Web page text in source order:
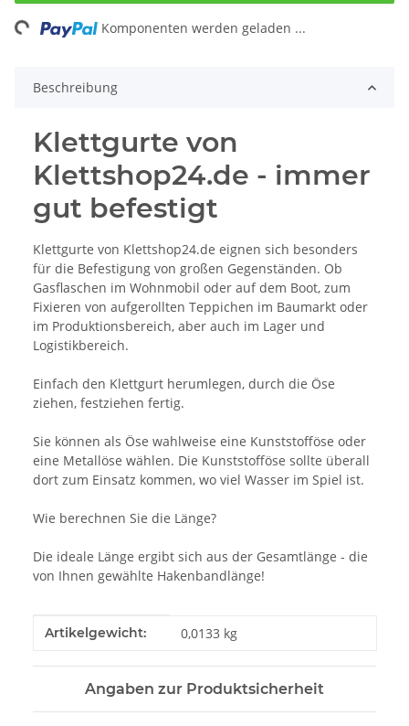
Komponenten werden geladen ...
Beschreibung
Klettgurte von
Klettshop24.de - immer
gut befestigt
Klettgurte von Klettshop24.de eignen sich besonders
für die Befestigung von großen Gegenständen. Ob
Gasflaschen im Wohnmobil oder auf dem Boot, zum
Fixieren von aufgerollten Teppichen im Baumarkt oder
im Produktionsbereich, aber auch im Lager und
Logistikbereich.
Einfach den Klettgurt herumlegen, durch die Öse
ziehen, festziehen fertig.
Sie können als Öse wahlweise eine Kunststofföse oder
eine Metallöse wählen. Die Kunststofföse sollte überall
dort zum Einsatz kommen, wo viel Wasser im Spiel ist.
Wie berechnen Sie die Länge?
Die ideale Länge ergibt sich aus der Gesamtlänge - die
von Ihnen gewählte Hakenbandlänge!
Produkteigenschaft
Wert
Artikelgewicht: 0,0133 kg
Angaben zur Produktsicherheit